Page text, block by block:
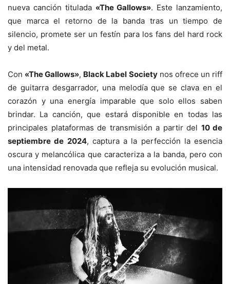
nueva canción titulada «The Gallows». Este lanzamiento,
que marca el retorno de la banda tras un tiempo de
silencio, promete ser un festín para los fans del hard rock
y del metal.
Con «The Gallows», Black Label Societynos ofrece un riff
de guitarra desgarrador, una melodía que se clava en el
corazón y una energía imparable que solo ellos saben
brindar. La canción, que estará disponible en todas las
principales plataformas de transmisión a partir del 10 de
septiembre de 2024, captura a la perfección la esencia
oscura y melancólica que caracteriza a la banda, pero con
una intensidad renovada que refleja su evolución musical.